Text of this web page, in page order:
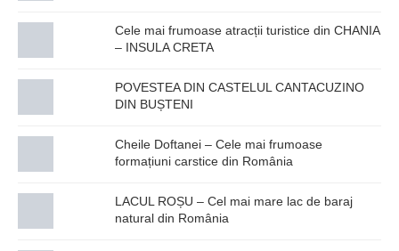
Cele mai frumoase atracții turistice din CHANIA
– INSULA CRETA
POVESTEA DIN CASTELUL CANTACUZINO
DIN BUȘTENI
Cheile Doftanei – Cele mai frumoase
formațiuni carstice din România
LACUL ROȘU – Cel mai mare lac de baraj
natural din România